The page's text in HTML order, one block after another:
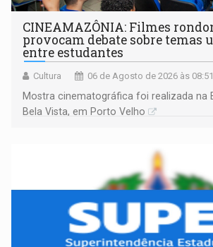
CINEAMAZÔNIA: Filmes
provocam debate sobre temas
entre estudantes
Cultura 06 de Agosto de 2026 às 08:51
Mostra cinematográfica foi realizada na
Bela Vista, em Porto Velho